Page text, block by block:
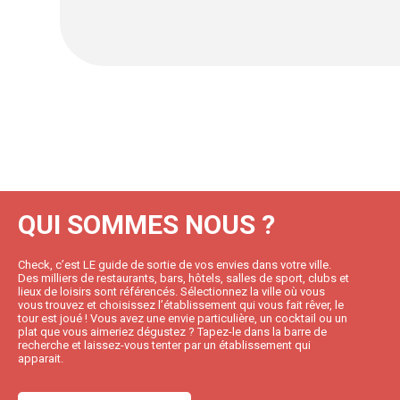
QUI SOMMES NOUS ?
Check, c’est LE guide de sortie de vos envies dans votre ville.
Des milliers de restaurants, bars, hôtels, salles de sport, clubs et
lieux de loisirs sont référencés. Sélectionnez la ville où vous
vous trouvez et choisissez l’établissement qui vous fait rêver, le
tour est joué ! Vous avez une envie particulière, un cocktail ou un
plat que vous aimeriez dégustez ? Tapez-le dans la barre de
recherche et laissez-vous tenter par un établissement qui
apparait.